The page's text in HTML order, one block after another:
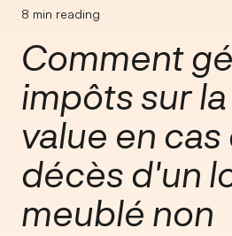
8 min reading
Comment
impôts sur
value en cas
décès d'un
meublé non